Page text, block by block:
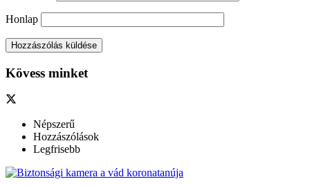
Honlap
Kövess minket
Népszerű
Hozzászólások
Legfrisebb